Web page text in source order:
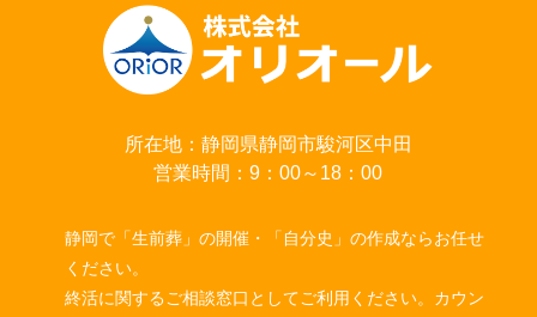
所在地：静岡県静岡市駿河区中田
営業時間：9：00～18：00
静岡で「生前葬」の開催・「自分史」の作成ならお任せ
ください。
終活に関するご相談窓口としてご利用ください。カウン